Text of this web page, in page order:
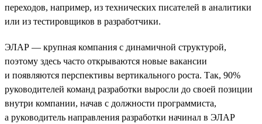
переходов, например, из технических писателей в аналитики
или из тестировщиков в разработчики.
ЭЛАР — крупная компания с динамичной структурой,
поэтому здесь часто открываются новые вакансии
и появляются перспективы вертикального роста. Так, 90%
руководителей команд разработки выросли до своей позиции
внутри компании, начав с должности программиста,
а руководитель направления разработки начинал в ЭЛАР